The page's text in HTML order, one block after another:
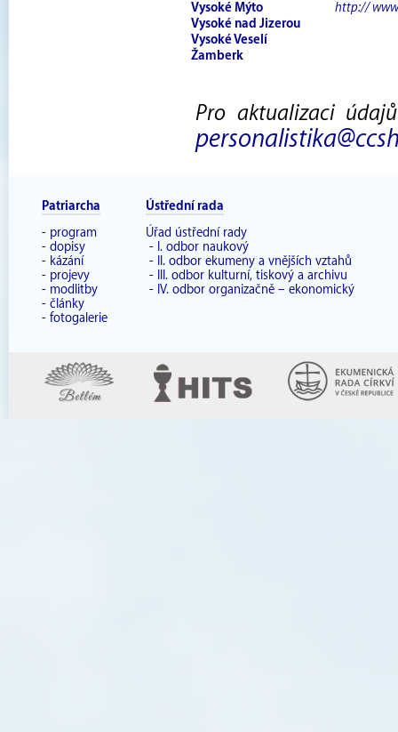
Vysoké Mýto
http://
Vysoké nad Jizerou
Vysoké Veselí
Žamberk
Pro aktualizaci
Patriarcha
- program
- dopisy
- kázání
- projevy
- modlitby
- články
- fotogalerie
Ústřední rada
Úřad ústřední rady
- I. odbor naukový
-
II. odbor ekumeny a vnějších vztahů
-
III. odbor kulturní, tiskový a archivu
- IV. odbor organizačně – ekonomický